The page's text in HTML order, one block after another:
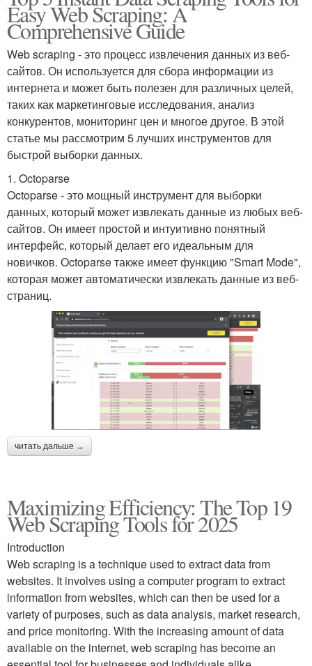
Easy Web Scraping: A
Comprehensive Guide
Web scraping - это процесс извлечения данных из веб-
сайтов. Он используется для сбора информации из
интернета и может быть полезен для различных целей,
таких как маркетинговые исследования, анализ
конкурентов, мониторинг цен и многое другое. В этой
статье мы рассмотрим 5 лучших инструментов для
быстрой выборки данных.
1. Octoparse
Octoparse - это мощный инструмент для выборки
данных, который может извлекать данные из любых веб-
сайтов. Он имеет простой и интуитивно понятный
интерфейс, который делает его идеальным для
новичков. Octoparse также имеет функцию "Smart Mode",
которая может автоматически извлекать данные из веб-
страниц.
читать дальше →
Maximizing Efficiency: The Top 19
Web Scraping Tools for 2025
Introduction
Web scraping is a technique used to extract data from
websites. It involves using a computer program to extract
information from websites, which can then be used for a
variety of purposes, such as data analysis, market research,
and price monitoring. With the increasing amount of data
available on the internet, web scraping has become an